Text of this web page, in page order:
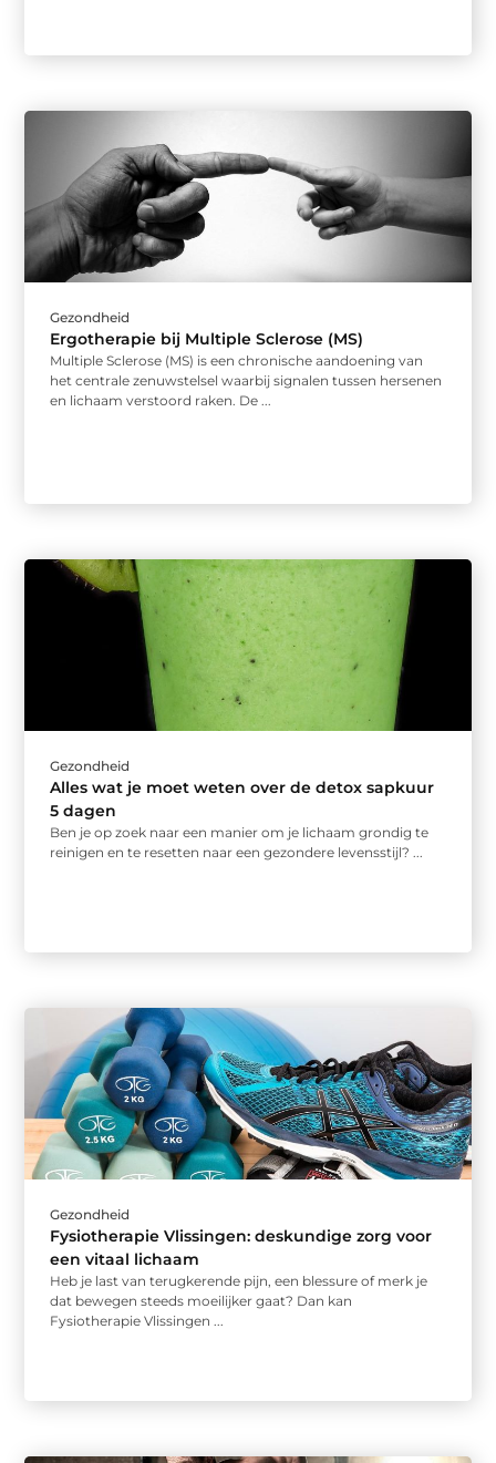
Gezondheid
Ergotherapie bij Multiple Sclerose (MS)
Multiple Sclerose (MS) is een chronische aandoening van
het centrale zenuwstelsel waarbij signalen tussen hersenen
en lichaam verstoord raken. De ...
Gezondheid
Alles wat je moet weten over de detox sapkuur
5 dagen
Ben je op zoek naar een manier om je lichaam grondig te
reinigen en te resetten naar een gezondere levensstijl? ...
Gezondheid
Fysiotherapie Vlissingen: deskundige zorg voor
een vitaal lichaam
Heb je last van terugkerende pijn, een blessure of merk je
dat bewegen steeds moeilijker gaat? Dan kan
Fysiotherapie Vlissingen ...